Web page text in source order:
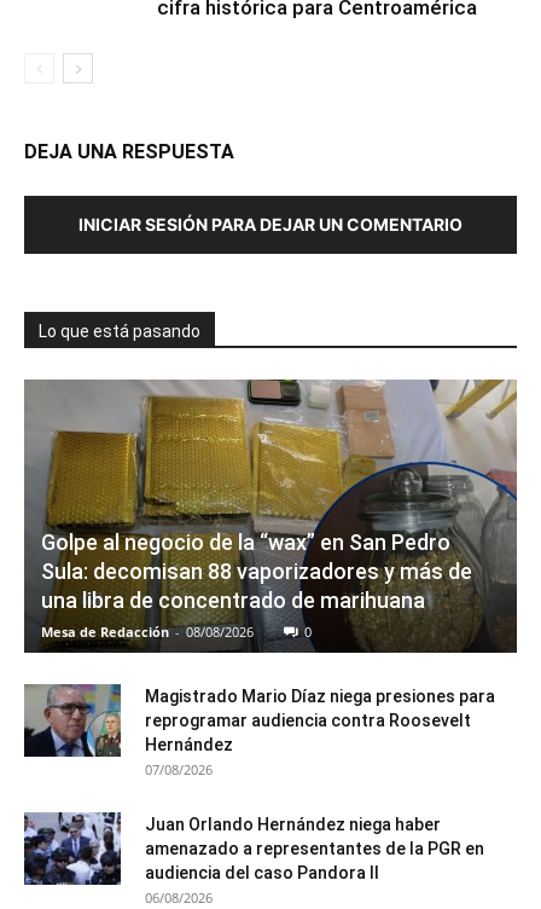
cifra histórica para Centroamérica
DEJA UNA RESPUESTA
INICIAR SESIÓN PARA DEJAR UN COMENTARIO
Lo que está pasando
Golpe al negocio de la “wax” en San Pedro
Sula: decomisan 88 vaporizadores y más de
una libra de concentrado de marihuana
Mesa de Redacción - 08/08/2026 0
Magistrado Mario Díaz niega presiones para
reprogramar audiencia contra Roosevelt
Hernández
07/08/2026
Juan Orlando Hernández niega haber
amenazado a representantes de la PGR en
audiencia del caso Pandora II
06/08/2026